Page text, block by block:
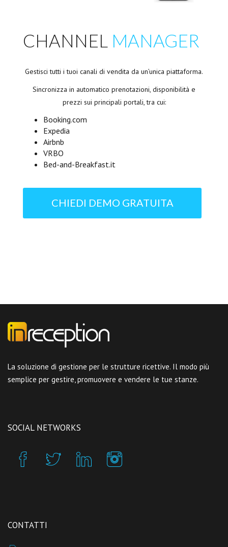
CHANNEL MANAGER
Gestisci tutti i tuoi canali di vendita da un’unica piattaforma.
Sincronizza in automatico prenotazioni, disponibilità e
prezzi sui principali portali, tra cui:
Booking.com
Expedia
Airbnb
VRBO
Bed-and-Breakfast.it
CHIEDI DEMO GRATUITA
La soluzione di gestione per le strutture ricettive. Il modo più
semplice per gestire, promuovere e vendere le tue stanze.
SOCIAL NETWORKS
CONTATTI